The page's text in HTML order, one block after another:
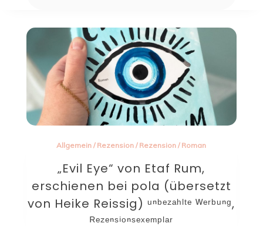
Allgemein / Rezension / Rezension / Roman
„Evil Eye“ von Etaf Rum,
erschienen bei pola (übersetzt
von Heike Reissig) ᵘⁿᵇᵉᶻᵃʰˡᵗᵉ ᵂᵉʳᵇᵘⁿᵍ,
ᴿᵉᶻᵉⁿˢⁱᵒⁿˢᵉˣᵉᵐᵖˡᵃʳ